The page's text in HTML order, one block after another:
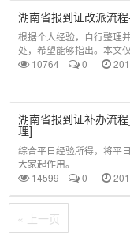
湖南省报到证改派流
根据个人经验，自行整理
处，希望能够指出。本文
10764
0
湖南省报到证补办流
理]
综合平日经验所得，将平
大家起作用。
14599
0
« 上一页